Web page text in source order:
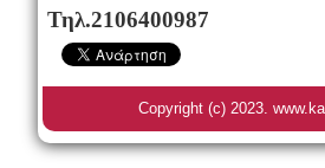
Τηλ.2106400987
Copyright (c) 2023.